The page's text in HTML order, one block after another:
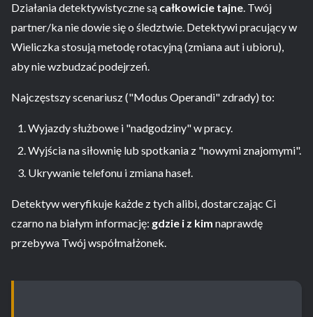
Działania detektywistyczne są całkowicie tajne. Twój
partner/ka nie dowie się o śledztwie. Detektywi pracujący w
Wieliczka stosują metodę rotacyjną (zmiana aut i ubioru),
aby nie wzbudzać podejrzeń.
Najczęstszy scenariusz ("Modus Operandi" zdrady) to:
Wyjazdy służbowe i "nadgodziny" w pracy.
Wyjścia na siłownię lub spotkania z "nowymi znajomymi".
Ukrywanie telefonu i zmiana haseł.
Detektyw weryfikuje każde z tych alibi, dostarczając Ci
czarno na białym informację: gdzie i z kim naprawdę
przebywa Twój współmałżonek.